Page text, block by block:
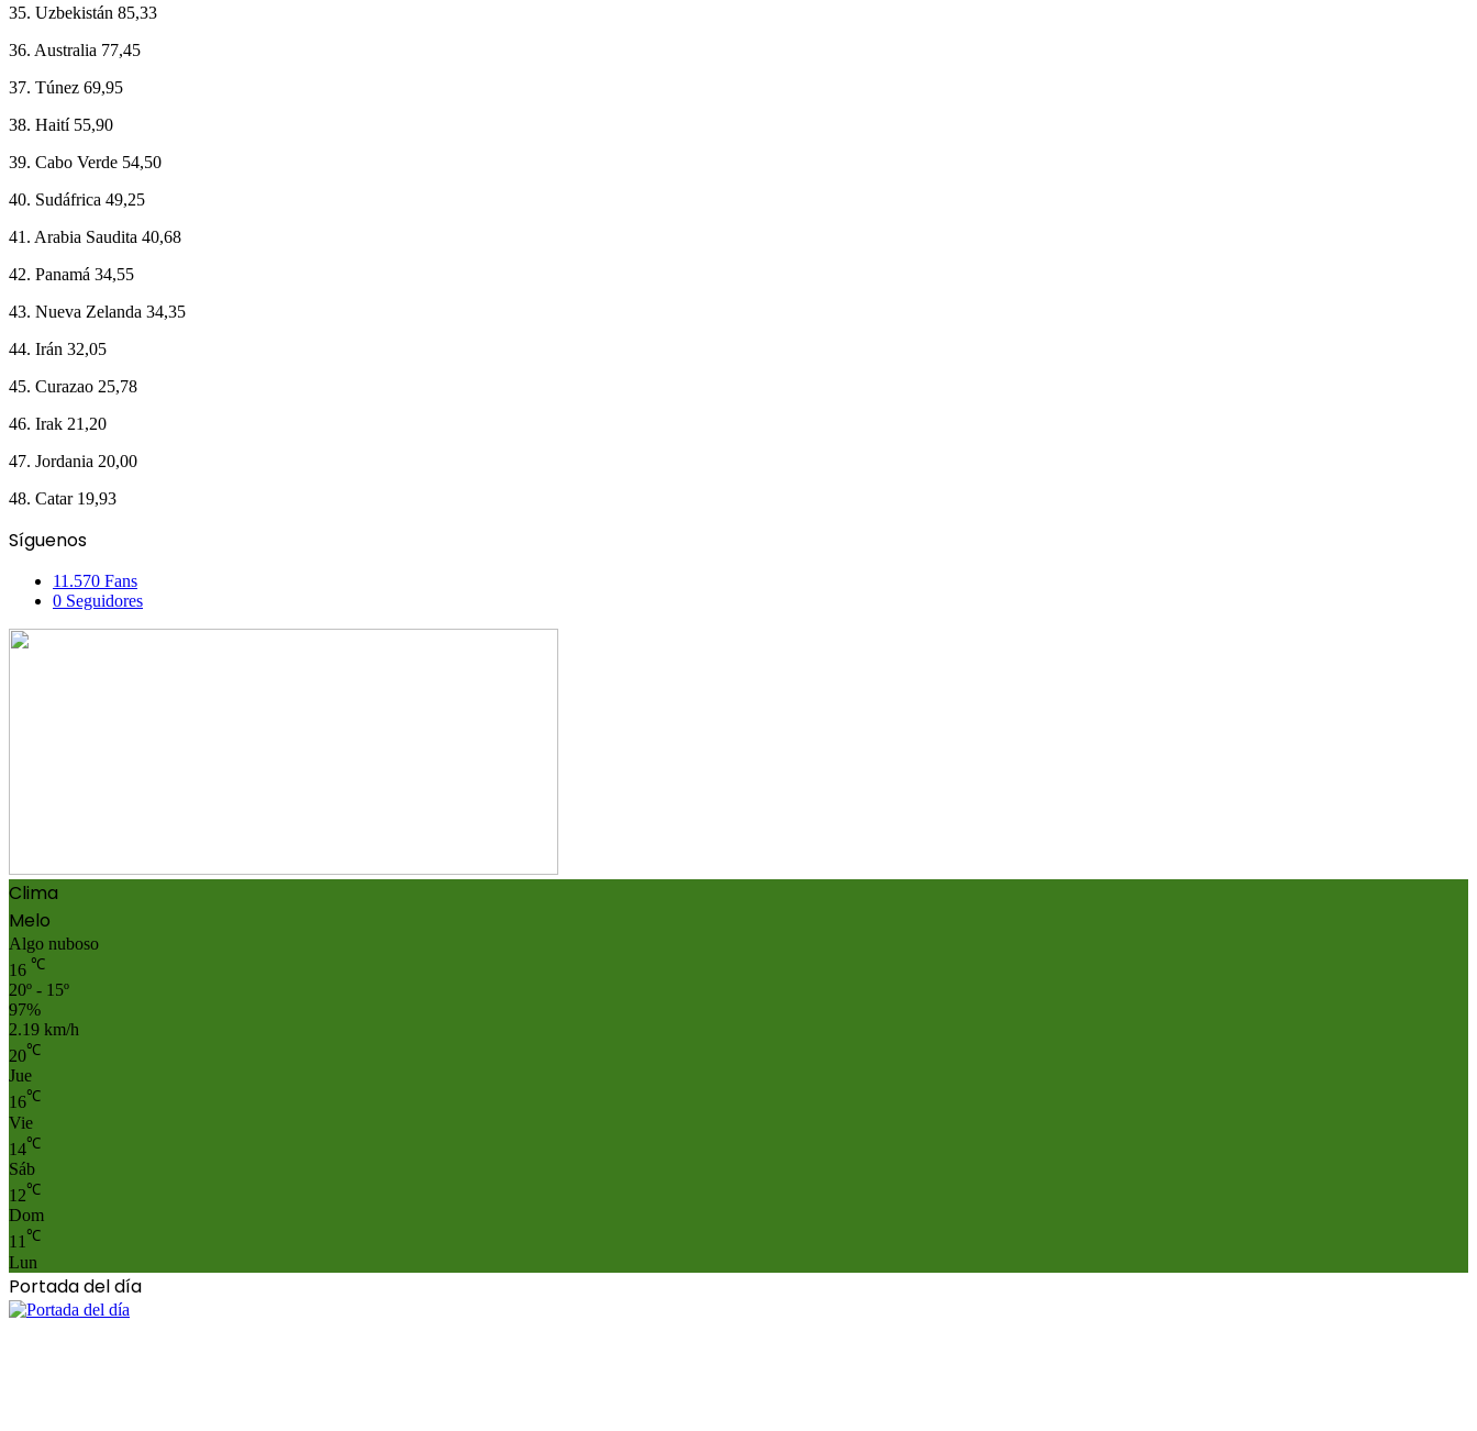
35. Uzbekistán 85,33
36. Australia 77,45
37. Túnez 69,95
38. Haití 55,90
39. Cabo Verde 54,50
40. Sudáfrica 49,25
41. Arabia Saudita 40,68
42. Panamá 34,55
43. Nueva Zelanda 34,35
44. Irán 32,05
45. Curazao 25,78
46. Irak 21,20
47. Jordania 20,00
48. Catar 19,93
Facebook
X
Pinterest
Messenger
Messenger
WhatsApp
Telegram
Compartir
por
electrónico
Imprimir
Síguenos
11.570 Fans
0 Seguidores
Clima
Melo
Algo nuboso
16 ℃
20º - 15º
97%
2.19 km/h
20℃
Jue
16℃
Vie
14℃
Sáb
12℃
Dom
11℃
Lun
Portada del día